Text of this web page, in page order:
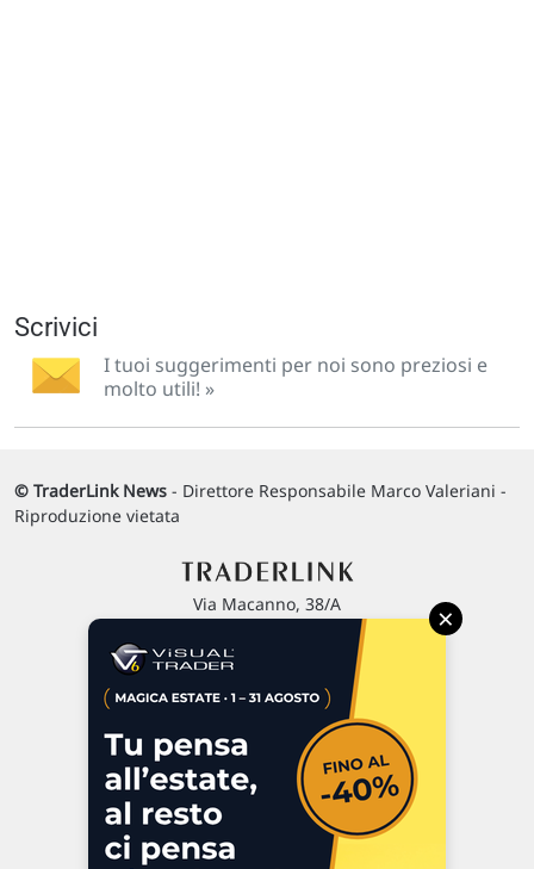
Scrivici
I tuoi suggerimenti per noi sono preziosi e
molto utili! »
© TraderLink News - Direttore Responsabile Marco Valeriani -
Riproduzione vietata
Via Macanno, 38/A
P.IVA 02 452 460 401
Commenti e segnalazioni
Contattaci
×